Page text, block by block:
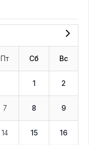
Пт Сб Вс
1 2
7 8 9
14 15 16